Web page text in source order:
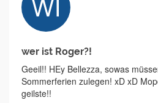
wer ist Roger?!
Geeil!! HEy Bellezza, sowas
Sommerferien zulegen! xD xD
geilste!!